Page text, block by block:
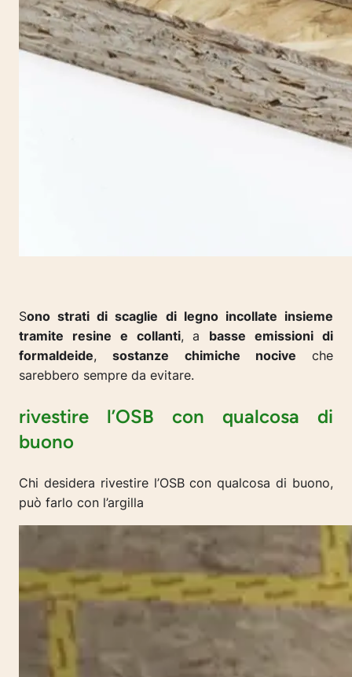
Sono strati di scaglie di legno incollate insieme
tramite resine e collanti, a basse emissioni di
formaldeide,sostanze chimiche nocive che
sarebbero sempre da evitare.
rivestire l’OSB con qualcosa di
buono
Chi desidera rivestire l’OSB con qualcosa di buono,
può farlo con l’argilla